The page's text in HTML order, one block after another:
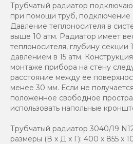
Трубчатый радиатор
при помощи труб, подключение
Давление теплоносителя в
выше 10 атм. Радиатор имеет
теплоносителя, глубину секции
давлением в 15 атм.
монтаже прибора на стену
расстояние между ее
менее 30 мм. Если не
положенное свободное
использовать напольные
Трубчатый радиатор 3040/19
размеры (В x Д x Г): 400 x 855 x